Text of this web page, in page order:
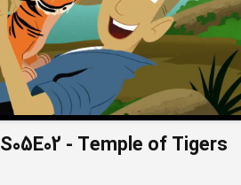
S05E02 - Temple of Tigers